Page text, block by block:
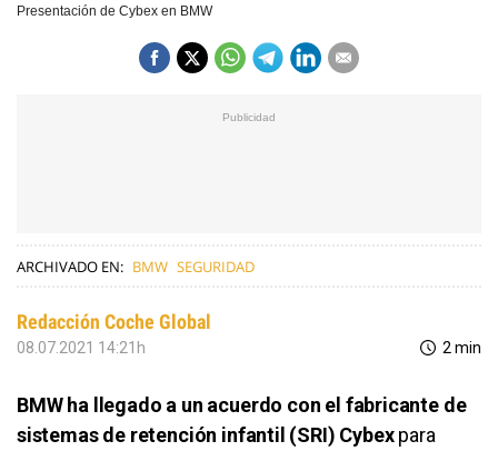
Presentación de Cybex en BMW
ARCHIVADO EN: BMW SEGURIDAD
Redacción Coche Global
08.07.2021 14:21h 2 min
BMW ha llegado a un acuerdo con el fabricante de
sistemas de retención infantil (SRI) Cybexpara